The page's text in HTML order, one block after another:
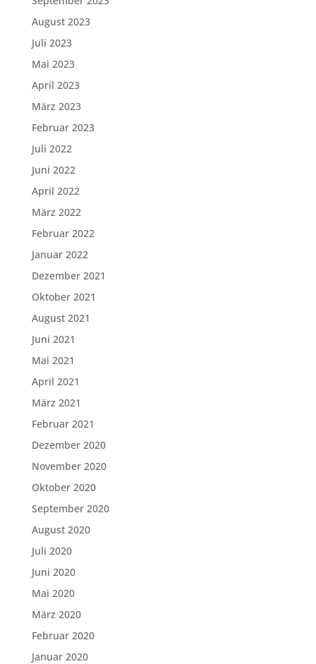
August 2023
Juli 2023
Mai 2023
April 2023
März 2023
Februar 2023
Juli 2022
Juni 2022
April 2022
März 2022
Februar 2022
Januar 2022
Dezember 2021
Oktober 2021
August 2021
Juni 2021
Mai 2021
April 2021
März 2021
Februar 2021
Dezember 2020
November 2020
Oktober 2020
September 2020
August 2020
Juli 2020
Juni 2020
Mai 2020
März 2020
Februar 2020
Januar 2020